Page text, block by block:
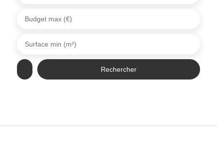
Budget max (€)
Surface min (m²)
Rechercher